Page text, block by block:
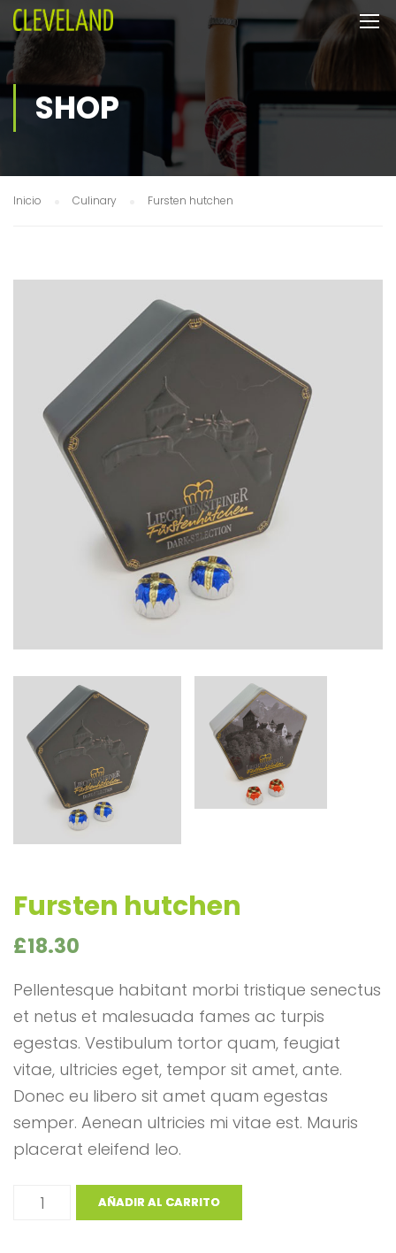
SHOP
Inicio Culinary Fursten hutchen
Fursten hutchen
£18.30
Pellentesque habitant morbi tristique senectus
et netus et malesuada fames ac turpis
egestas. Vestibulum tortor quam, feugiat
vitae, ultricies eget, tempor sit amet, ante.
Donec eu libero sit amet quam egestas
semper. Aenean ultricies mi vitae est. Mauris
placerat eleifend leo.
AÑADIR AL CARRITO